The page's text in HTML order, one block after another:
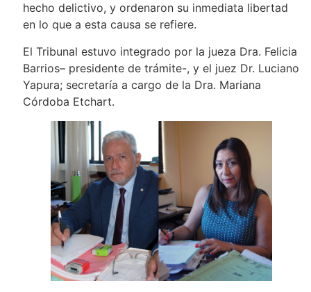
hecho delictivo, y ordenaron su inmediata libertad
en lo que a esta causa se refiere.
El Tribunal estuvo integrado por la jueza Dra. Felicia
Barrios– presidente de trámite-, y el juez Dr. Luciano
Yapura; secretaría a cargo de la Dra. Mariana
Córdoba Etchart.